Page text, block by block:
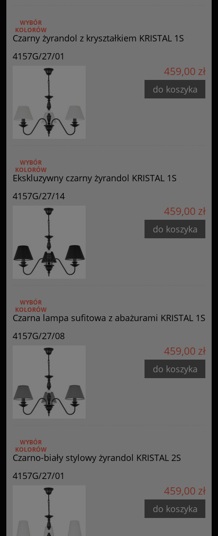
Czarny żyrandol z kryształkiem KRISTAL 1S
4157G/27/01
WYBÓR
KOLORÓW
459,00 zł
do koszyka
Ekskluzywny czarny żyrandol KRISTAL 1S
4157G/27/14
WYBÓR
KOLORÓW
459,00 zł
do koszyka
Czarna lampa sufitowa z abażurami KRISTAL 1S
4157G/27/08
WYBÓR
KOLORÓW
459,00 zł
do koszyka
Czarno-biały stylowy żyrandol KRISTAL 2S
4157G/27/01
WYBÓR
KOLORÓW
459,00 zł
do koszyka